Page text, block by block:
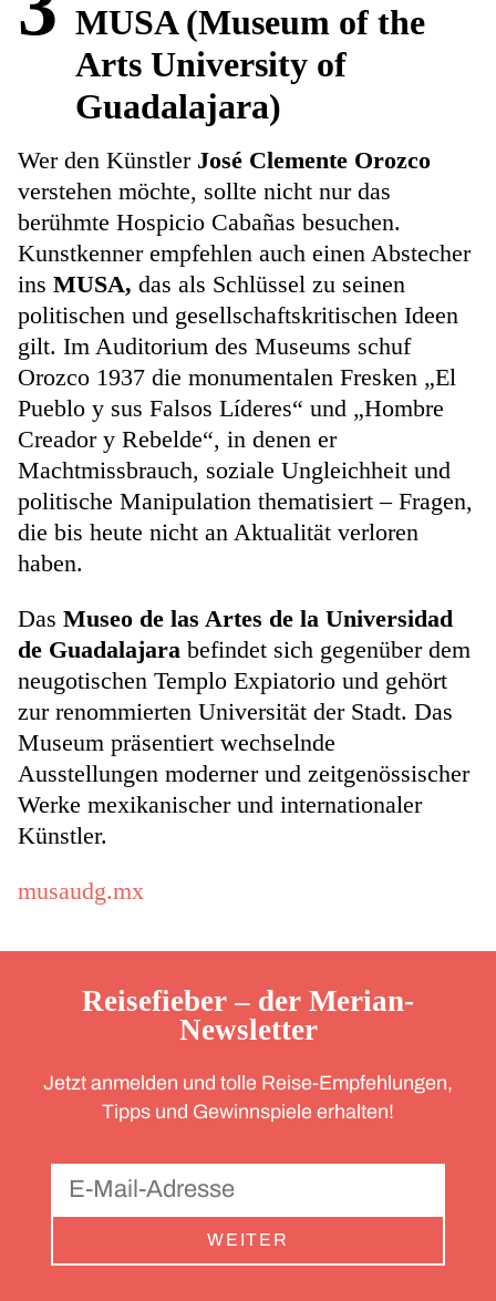
MUSA (Museum of the
Arts University of
Guadalajara)
Wer den KünstlerJosé Clemente Orozco
verstehen möchte, sollte nicht nur das
berühmte Hospicio Cabañas besuchen.
Kunstkenner empfehlen auch einen Abstecher
ins MUSA, das als Schlüssel zu seinen
politischen und gesellschaftskritischen Ideen
gilt. Im Auditorium des Museums schuf
Orozco 1937 die monumentalen Fresken „El
Pueblo y sus Falsos Líderes“ und „Hombre
Creador y Rebelde“, in denen er
Machtmissbrauch, soziale Ungleichheit und
politische Manipulation thematisiert – Fragen,
die bis heute nicht an Aktualität verloren
haben.
Das Museo de las Artes de la Universidad
de Guadalajara befindet sich gegenüber dem
neugotischen Templo Expiatorio und gehört
zur renommierten Universität der Stadt. Das
Museum präsentiert wechselnde
Ausstellungen moderner und zeitgenössischer
Werke mexikanischer und internationaler
Künstler.
musaudg.mx
Reisefieber – der Merian-
Newsletter
Jetzt anmelden und tolle Reise-Empfehlungen,
Tipps und Gewinnspiele erhalten!
WEITER